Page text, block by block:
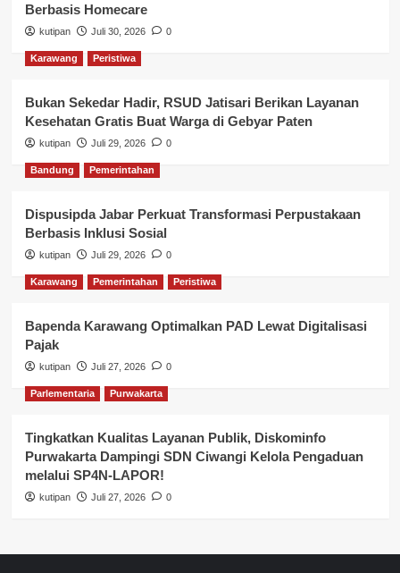
Berbasis Homecare
kutipan Juli 30, 2026 0
Karawang Peristiwa
Bukan Sekedar Hadir, RSUD Jatisari Berikan Layanan
Kesehatan Gratis Buat Warga di Gebyar Paten
kutipan Juli 29, 2026 0
Bandung Pemerintahan
Dispusipda Jabar Perkuat Transformasi Perpustakaan
Berbasis Inklusi Sosial
kutipan Juli 29, 2026 0
Karawang Pemerintahan Peristiwa
Bapenda Karawang Optimalkan PAD Lewat Digitalisasi
Pajak
kutipan Juli 27, 2026 0
Parlementaria Purwakarta
Tingkatkan Kualitas Layanan Publik, Diskominfo
Purwakarta Dampingi SDN Ciwangi Kelola Pengaduan
melalui SP4N-LAPOR!
kutipan Juli 27, 2026 0